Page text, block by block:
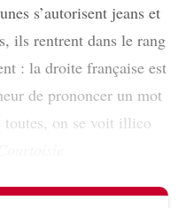
s’autorisent jeans et
ils rentrent dans le rang
: la droite française est
de prononcer un mot
toutes, on se voit illico